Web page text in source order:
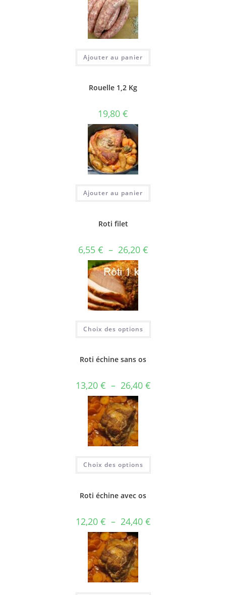
Ajouter au panier
Rouelle 1,2 Kg
19,80 €
Ajouter au panier
Roti filet
6,55 € – 26,20 €
Choix des options
Roti échine sans os
13,20 € – 26,40 €
Choix des options
Roti échine avec os
12,20 € – 24,40 €